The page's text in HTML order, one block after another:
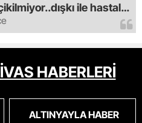
ile hastalık
olmadan eve
lobisinden para
vahşi hayvanlar
gün aç kalsa kendi
kopekler derhal
HABERLERİ
ALTINYAYLA HABER